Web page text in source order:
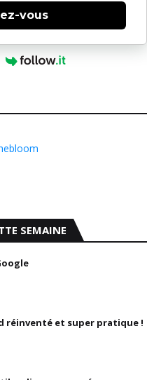
vous
SEMAINE
réinventé et super pratique !